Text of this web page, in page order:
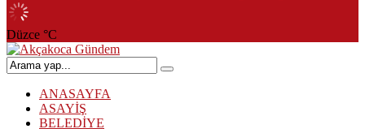
Düzce °C
ANASAYFA
ASAYİŞ
BELEDİYE